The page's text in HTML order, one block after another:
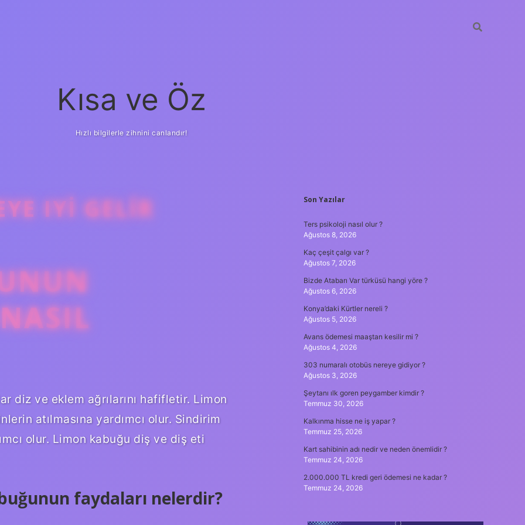
Kısa ve Öz
Hızlı bilgilerle zihnini canlandır!
IYI GELIR
diz ve eklem ağrılarını hafifletir. Limon
atılmasına yardımcı olur. Sindirim
olur. Limon kabuğu diş ve diş eti
faydaları nelerdir?
SIDEBAR
Son Yazılar
Ters psikoloji nasıl olur ?
Ağustos 8, 2026
Kaç çeşit çalgı var ?
Ağustos 7, 2026
Bizde Atabarı Var türküsü hangi yöre ?
Ağustos 6, 2026
Konya’daki Kürtler nereli ?
Ağustos 5, 2026
Avans ödemesi maaştan kesilir mi ?
Ağustos 4, 2026
303 numaralı otobüs nereye gidiyor ?
Ağustos 3, 2026
Şeytanı ılk goren peygamber kimdir ?
Temmuz 30, 2026
Kalkınma hisse ne iş yapar ?
Temmuz 25, 2026
Kart sahibinin adı nedir ve neden önemlidir ?
Temmuz 24, 2026
2.000.000 TL kredi geri ödemesi ne kadar ?
Temmuz 24, 2026